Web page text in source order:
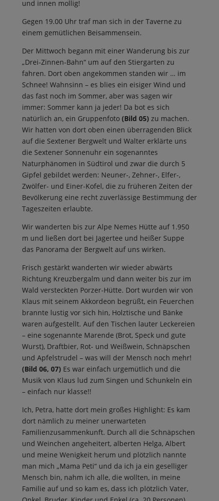
und innen mollig!
Gegen 19.00 Uhr traf man sich in der Taverne zu
einem gemütlichen Beisammensein.
Der Mittwoch begann mit einer Wanderung bis zur
„Drei-Zinnen-Bahn“ um auf den Stiergarten zu
fahren. Dort oben angekommen standen wir … im
Schnee! Wahnsinn – es blies ein eisiger Wind und
das fast noch im Sommer, aber was sagen wir
immer: Sommer kann ja jeder! Da bot es sich
natürlich an, ein Gruppenfoto(Bild 05) zu machen.
Wir hatten von dort oben einen überragenden Blick
auf die Sextener Bergwelt und Walter erklärte uns
die Sextener Sonnenuhr ein sogenanntes
Naturphänomen in Südtirol und zwar die durch 5
Gipfel gebildet werden: Neuner-, Zehner-, Elfer-,
Zwölfer- und Einer-Kofel, die zu früheren Zeiten der
Bevölkerung eine recht zuverlässige Bestimmung der
Tageszeiten erlaubte.
Wir wanderten bis zur Alpe Nemes Hütte auf 1.950
m und ließen dort bei Jagertee und heißer Suppe
das Panorama der Bergwelt auf uns wirken.
Frisch gestärkt wanderten wir wieder abwärts
Richtung Kreuzbergalm und dann weiter bis zur im
Wald versteckten Porzer-Hütte. Dort wurden wir von
Klaus mit seinem Akkordeon begrüßt, ein Feuerchen
brannte lustig vor sich hin, Holztische und Bänke
waren aufgestellt. Auf den Tischen lauter Leckereien
– eine sogenannte Marende (Brot, Speck und gute
Wurst), Draftbier, Rot- und Weißwein, Schnäpschen
und Apfelstrudel – was will der Mensch noch mehr!
(Bild 06, 07) Es war einfach urgemütlich und die
Musik von Klaus lud zum Singen und Schunkeln ein
– einfach nur klasse!!
Ich, Petra, hatte dort mein großes Highlight: Es kam
dort nämlich zu meiner unerwarteten
Familienzusammenkunft. Durch all die Schnäpschen
und Weinchen angeheitert, alberten Helga, Albert
und meine Wenigkeit herum und plötzlich nannte
man mich „Mama Peti“ und da ich ja ein geselliger
Mensch bin, nahm ich alle, die wollten, in meine
Familie auf und so kam es, dass ich plötzlich Vater,